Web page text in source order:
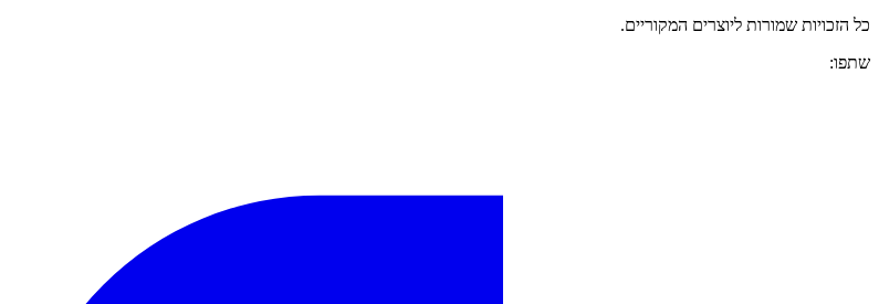
כל הזכויות שמורות ליוצרים המקוריים.
שתפו: